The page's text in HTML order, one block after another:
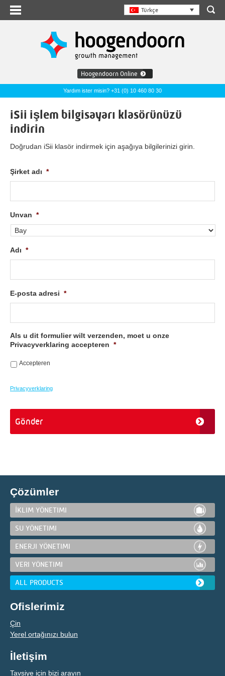
Türkçe
Hoogendoorn Online
Yardım ister misin? +31 (0) 10 460 80 30
iSii işlem bilgisayarı klasörünüzü
indirin
Doğrudan iSii klasör indirmek için aşağıya bilgilerinizi girin.
Şirket adı *
Unvan *
Adı *
E-posta adresi *
Als u dit formulier wilt verzenden, moet u onze
Privacyverklaring accepteren *
Accepteren
Privacyverklaring
Çözümler
İKLIM YÖNETIMI
SU YÖNETIMI
ENERJI YÖNETIMI
VERI YÖNETIMI
ALL PRODUCTS
Ofislerimiz
Çin
Yerel ortağınızı bulun
İletişim
Tavsiye için bizi arayın